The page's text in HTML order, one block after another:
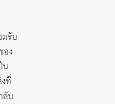
มรับ
อง
น
ที่
ลับ